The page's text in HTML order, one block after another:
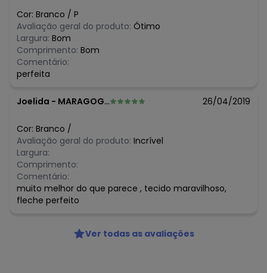
março/2026
fevereiro/2026
Cor: Branco / P
Avaliação geral do produto: Ótimo
Largura: Bom
Comprimento: Bom
Comentário:
perfeita
Joelida - MARAGOGI - AL 26/04/2019
Cor: Branco /
Avaliação geral do produto: Incrível
Largura:
Comprimento:
Comentário:
muito melhor do que parece , tecido maravilhoso,
fleche perfeito
Ver todas as avaliações